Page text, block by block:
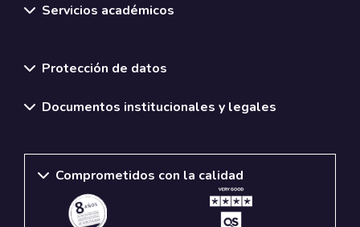
Servicios académicos
Protección de datos
Documentos institucionales y legales
Comprometidos con la calidad